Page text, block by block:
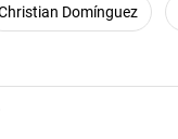
Domínguez